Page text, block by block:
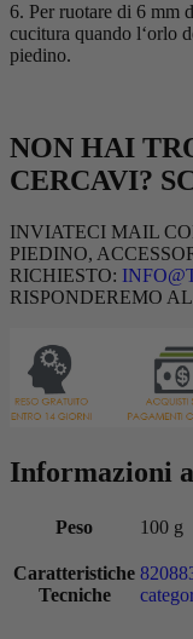
6. Per ruotare di 6 mm
cucitura quando l‘orlo
piedino.
NON HAI
CERCAVI?
INVIATECI MAIL
PIEDINO,
RICHIESTO:
RISPONDEREMO
Informazioni
Peso 100 g
Caratteristiche
Tecniche